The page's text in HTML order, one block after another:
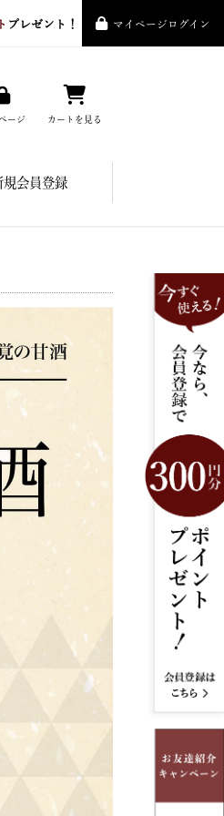
プレゼント！ マイページログイン
ージ カートを見る
規会員登録